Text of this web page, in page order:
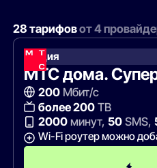
28 тарифовот 4
Акция
МТС дома.
200Мбит/с
более 200ТВ
2000минут, 50SMS,
Wi-Fi роутер можно